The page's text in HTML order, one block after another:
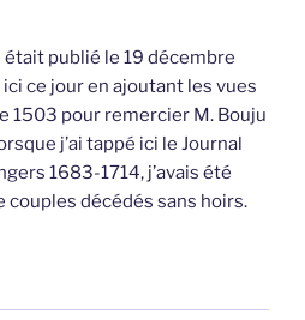
publié le 19 décembre
ce jour en ajoutant les vues
1503 pour remercier M. Bouju
j’ai tappé ici le Journal
1683-1714, j’avais été
couples décédés sans hoirs.